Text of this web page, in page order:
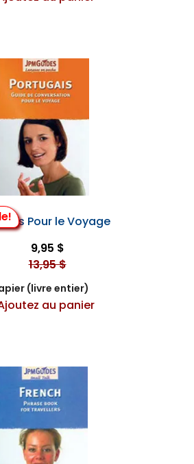
Pour le Voyage
9,95 $
13,95 $
(livre entier)
au panier